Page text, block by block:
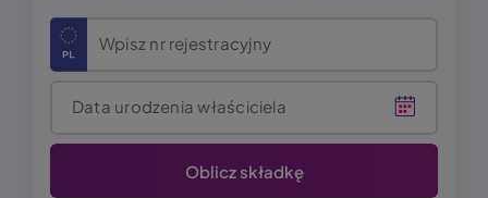
Wpisz nr rejestracyjny
Data urodzenia właściciela